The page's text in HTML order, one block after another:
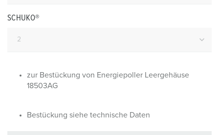
SCHUKO®
zur Bestückung von Energiepoller Leergehäuse
18503AG
Bestückung siehe technische Daten